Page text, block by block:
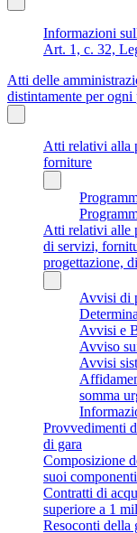
Informazioni
Art. 1, c. 32,
Atti delle
distintamente per ogni
Atti relativi alla
forniture
Atti relativi alle
di servizi,
progettazione,
Avvisi di
Avvisi e
Avviso
Avvisi
somma
Provvedimenti
di gara
Composizione
suoi componenti
Contratti di
superiore a 1
Resoconti della